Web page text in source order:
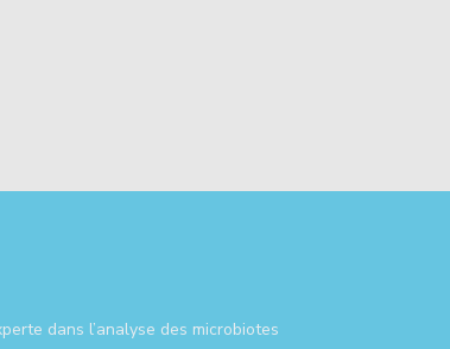
dans l’analyse des microbiotes